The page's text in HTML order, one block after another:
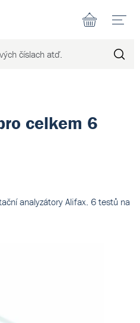
celkem 6
analyzátory Alifax. 6 testů na